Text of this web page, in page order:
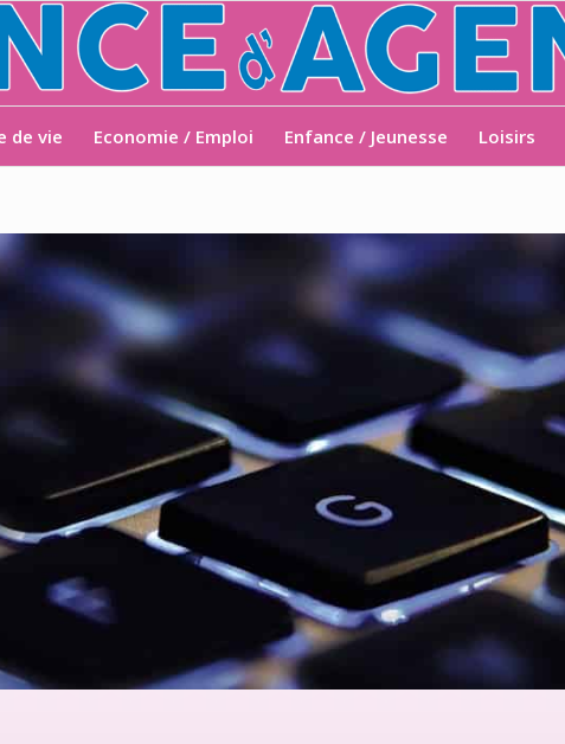
de vie Economie / Emploi Enfance / Jeunesse Loisirs